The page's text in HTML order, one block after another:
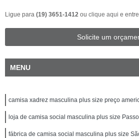
Ligue para (19) 3651-1412 ou clique aqui e
Solicite um
MENU
camisa xadrez masculina plus size preço
loja de camisa social masculina plus size
fábrica de camisa social masculina plus size